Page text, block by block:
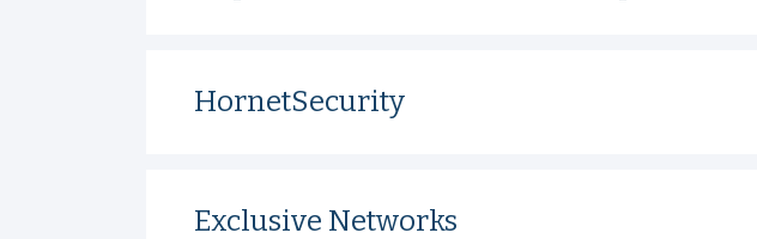
HornetSecurity
Exclusive Networks